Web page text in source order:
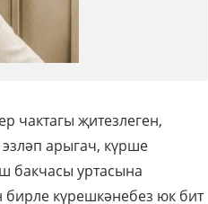
чактагы җитезлеген,
арыгач, күрше
бакчасы уртасына
бирле күрешкәнебез юк бит